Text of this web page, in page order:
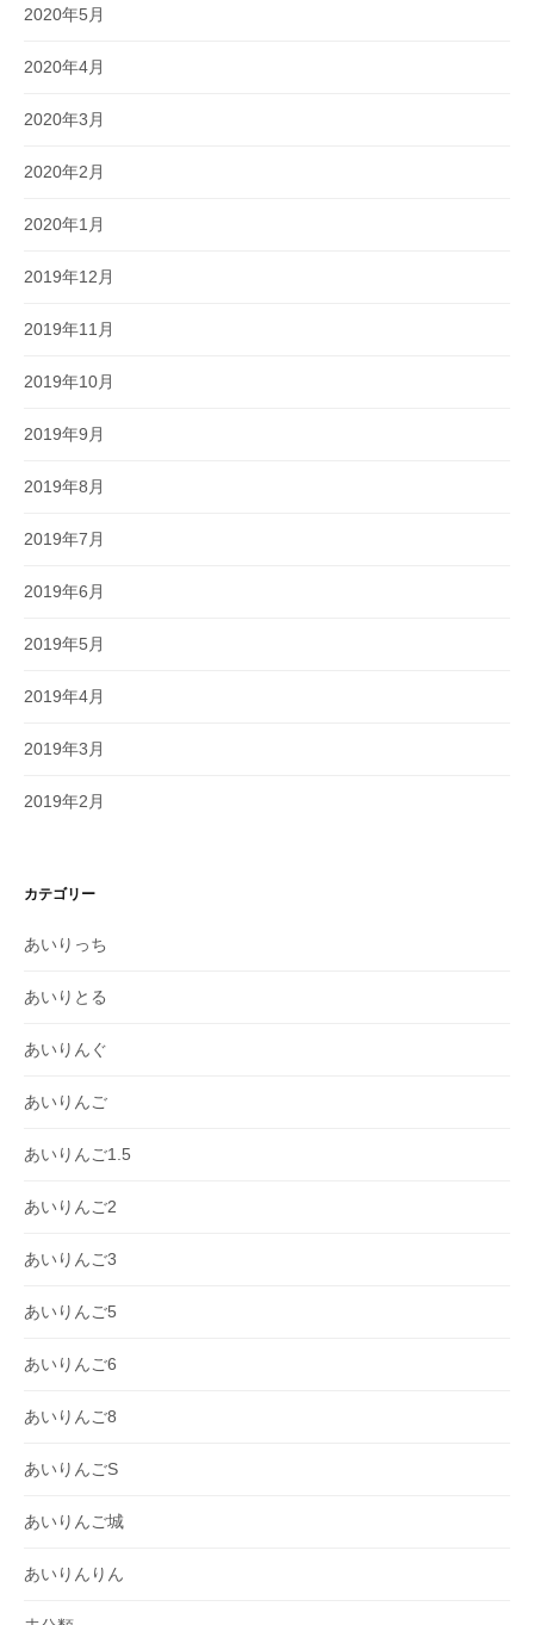
2020年5月
2020年4月
2020年3月
2020年2月
2020年1月
2019年12月
2019年11月
2019年10月
2019年9月
2019年8月
2019年7月
2019年6月
2019年5月
2019年4月
2019年3月
2019年2月
カテゴリー
あいりっち
あいりとる
あいりんぐ
あいりんご
あいりんご1.5
あいりんご2
あいりんご3
あいりんご5
あいりんご6
あいりんご8
あいりんごS
あいりんご城
あいりんりん